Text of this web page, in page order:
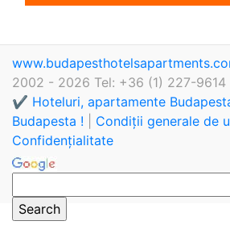
2002 - 2026 Tel: +36 (1) 227-9614
✔️ Hoteluri, apartamente
Budapesta !
Condiții generale de
Confidențialitate